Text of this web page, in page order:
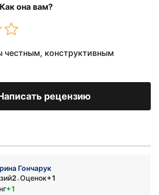
она вам?
честным, конструктивным
рецензию
Гончарук
2•Оценок+1
+1